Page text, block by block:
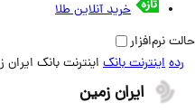
خرید آنلاین طلا
اینترنت بانکاینترنت بانک ایران زمین
ایران زمین